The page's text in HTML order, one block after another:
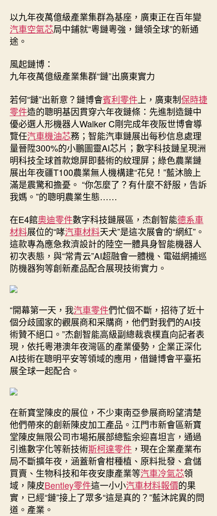
奧
斯
德
點〉
中
以九年夜萬億級產業集群為基座，廣東正在百年變
汽車空氣芯局中鋪就“粵鏈粵強，鏈領全球”的新通
途。
風起鏈博：
九年夜萬億級產業集群“鏈”出廣東實力
若何“鏈”出新意？鏈博會賓利零件 上，廣東制保時捷
零件造的聰明基因貫穿六年夜鏈條：先進制造鏈中
優必選人形機器人Walker C剛完成年夜阪世博會導
覽任汽車機油芯務；智能汽車鏈展出每秒信息處理
量晉陞300%的小鵬圖靈AI芯片；數字科技鏈呈現洲
明科技全球首款熄屏即藝術的紋理屏；綠色農業鏈
展出年夜疆T100農業無人機構建“花兒！”藍沐臉上
滿是震驚和擔憂。 “你怎麼了？有什麼不舒服，告訴
我媽。”的聰明農業生態……
在E4館奧迪零件數字科技鏈展區，杰創智能德系車
材料展位的“哮汽車材料天犬”是這次展會的“網紅”。
這款專為應急救濟設計的陸空一體具身智能機器人
初次表態，與“常青云”AI超融會一體機、電磁網捕巡
防機器狗等創新產品配合展現技術實力。
“開幕第一天，我汽車零件們忙個不斷，招待了近十
個分歧國家的觀展商和采購商，他們對我們的AI技
術贊不絕口。”杰創智能高級副總裁袁樸直向記者表
現，依托粵港澳年夜灣區的產業優勢，企業正深化
AI技術在聰明平安等領域的應用，借鏈博會平臺拓
展全球一起配合。
在新寶堂陳皮的展位，不少東南亞參展商盼望清楚
他們帶來的創新陳皮加工產品。江門市新會區新寶
堂陳皮無限公司市場拓展部總監余迎喜坦言，通過
引進數字化等新技術斯柯達零件 ，現在企業產業布
局不斷擴年夜，涵蓋新會柑種植、原料批發、倉儲
買賣、生物科技和年夜安康產業等汽車冷氣芯領
域，陳皮Bentley零件這一小小汽車材料報價的果
實，已經“鏈”接上了眾多“這是真的？”藍沐詫異的問
道。產業。